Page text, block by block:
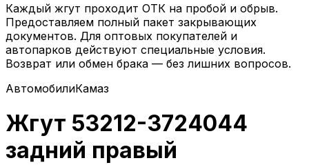
Каждый жгут проходит ОТК на пробой и обрыв.
Предоставляем полный пакет закрывающих
документов. Для оптовых покупателей и
автопарков действуют специальные условия.
Возврат или обмен брака — без лишних вопросов.
АвтомобилиКамаз
Жгут 53212-3724044
задний правый